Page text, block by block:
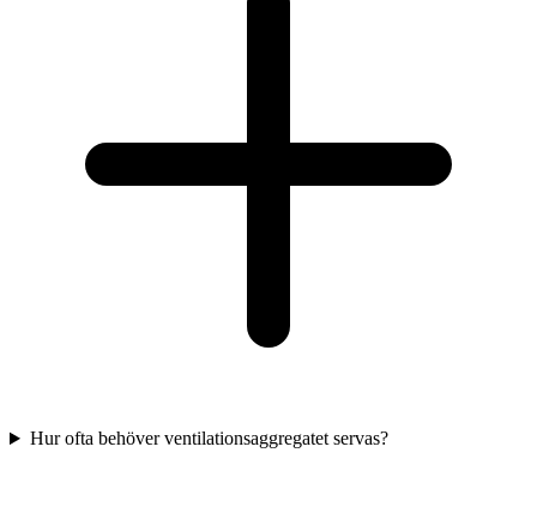
Hur ofta behöver ventilationsaggregatet servas?